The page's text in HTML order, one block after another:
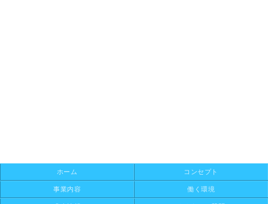
ホーム コンセプト
事業内容 働く環境